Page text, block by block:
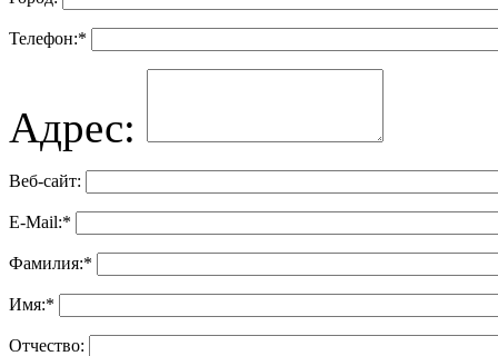
Телефон:*
Адрес:
Веб-сайт:
E-Mail:*
Фамилия:*
Имя:*
Отчество: